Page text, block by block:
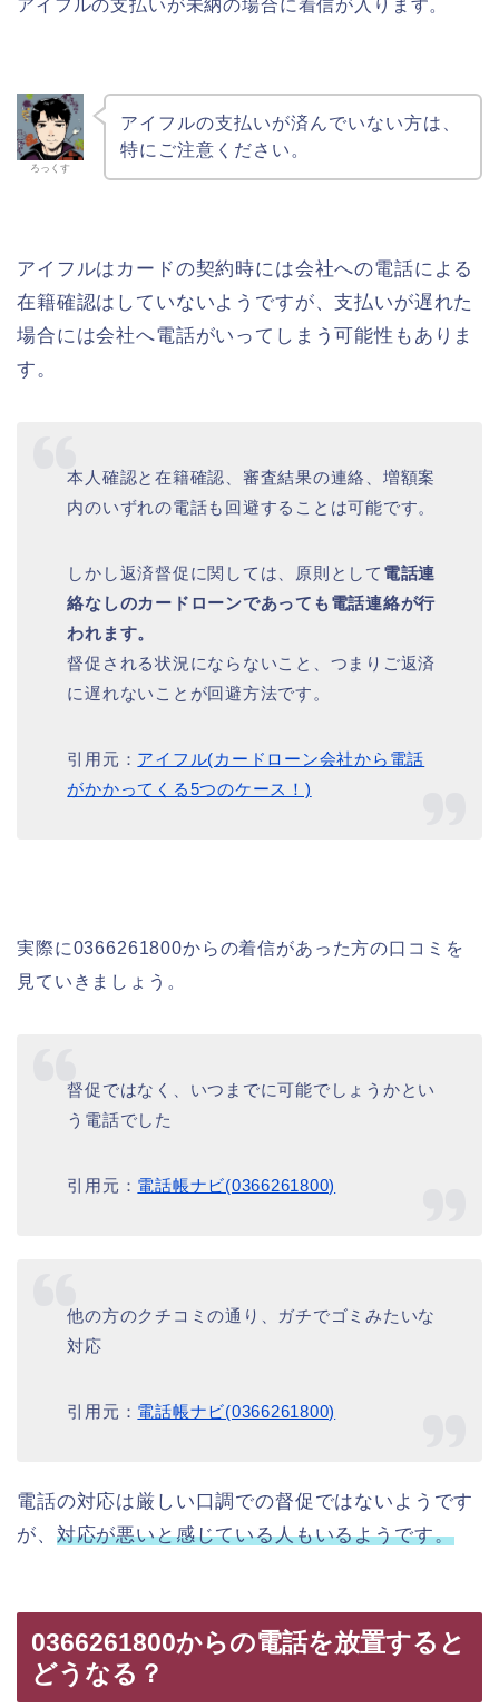
アイフルの支払いが未納の場合に着信が入ります。
ろっくす
アイフルの支払いが済んでいない方は、
特にご注意ください。
アイフルはカードの契約時には会社への電話による
在籍確認はしていないようですが、支払いが遅れた
場合には会社へ電話がいってしまう可能性もありま
す。
本人確認と在籍確認、審査結果の連絡、増額案
内のいずれの電話も回避することは可能です。
しかし返済督促に関しては、原則として 電話連
絡なしのカードローンであっても電話連絡が行
われます。
督促される状況にならないこと、つまりご返済
に遅れないことが回避方法です。
引用元： アイフル(カードローン会社から電話
がかかってくる5つのケース！)
実際に0366261800からの着信があった方の口コミを
見ていきましょう。
督促ではなく、いつまでに可能でしょうかとい
う電話でした
引用元： 電話帳ナビ(0366261800)
他の方のクチコミの通り、ガチでゴミみたいな
対応
引用元： 電話帳ナビ(0366261800)
電話の対応は厳しい口調での督促ではないようです
が、 対応が悪いと感じている人もいるようです。
0366261800からの電話を放置すると
どうなる？